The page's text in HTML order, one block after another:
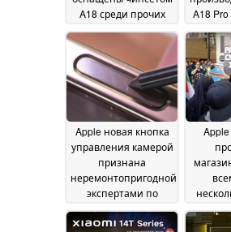
A18 среди прочих
характеристик27
September 2024
A18
по
Apple новая кнопка
управления камерой
признана
неремонтопригодной
экспертами по
разборке онлайн24
September 2024